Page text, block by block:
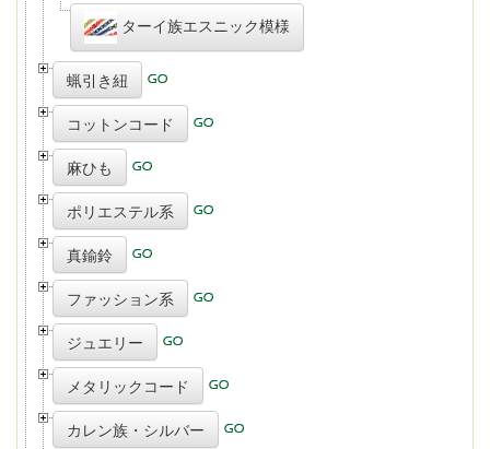
ターイ族エスニック模様
蝋引き紐
コットンコード
麻ひも
ポリエステル系
真鍮鈴
ファッション系
ジュエリー
メタリックコード
カレン族・シルバー